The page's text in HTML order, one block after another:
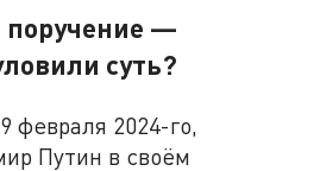
поручение —
суть?
февраля 2024-го,
Путин в своём